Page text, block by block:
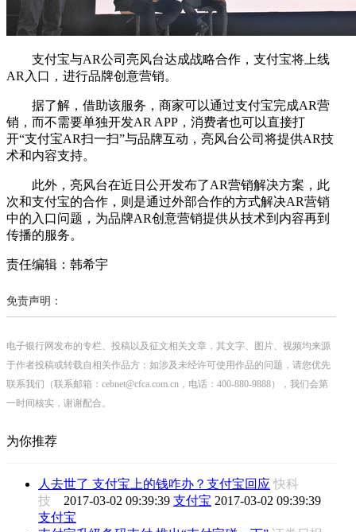
支付宝与AR公司亮风台达成战略合作，支付宝将上线
AR入口，进行品牌创意营销。
据了解，借助该服务，商家可以通过支付宝完成AR营
销，而不需要单独开发AR APP，消费者也可以直接打
开“支付宝AR扫一扫”与品牌互动，亮风台公司将提供AR技
术和内容支持。
此外，亮风台在近日公开发布了AR营销解决方案，此
次和支付宝的合作，则是通过外部合作的方式解决AR营销
中的入口问题，为品牌AR创意营销提供从技术到内容再到
传播的服务。
责任编辑：韩希宇
免责声明：
电子银行网发布的专栏、投稿以及征文相关文章，其文字、图片、视频均来源
于作者投稿或转载自相关作品方；如涉及未经许可使用作品的问题，请您优先
联系我们（联系邮箱：cebnet@cfca.com.cn，电话：400-880-9888），我们会第
一时间核实，谢谢配合。
为你推荐
人去世了 支付宝上的钱咋办？支付宝回应 快科
技 2017-03-02 09:39:39 支付宝 2017-03-02 09:39:39
支付宝